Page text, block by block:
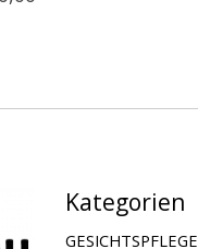
Kategorien
GESICHTSPFLEGE